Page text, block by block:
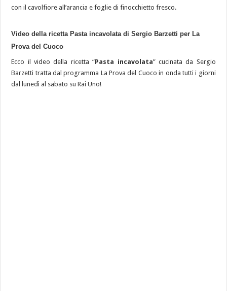
con il cavolfiore all’arancia e foglie di finocchietto fresco.
Video della ricetta Pasta incavolata di Sergio Barzetti per La
Prova del Cuoco
Ecco il video della ricetta “Pasta incavolata” cucinata da Sergio
Barzetti tratta dal programma La Prova del Cuoco in onda tutti i giorni
dal lunedì al sabato su Rai Uno!